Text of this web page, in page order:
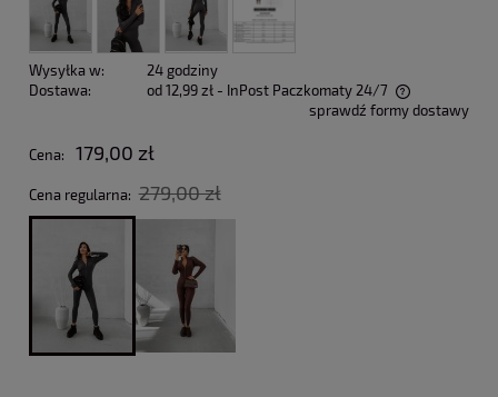
Wysyłka w:
24 godziny
Dostawa:
od 12,99 zł - InPost Paczkomaty 24/7
Cena nie zawiera ewentualnych kosztów płatnościsprawdź formy dostawy
Cena: 179,00 zł
Cena regularna: 279,00 zł